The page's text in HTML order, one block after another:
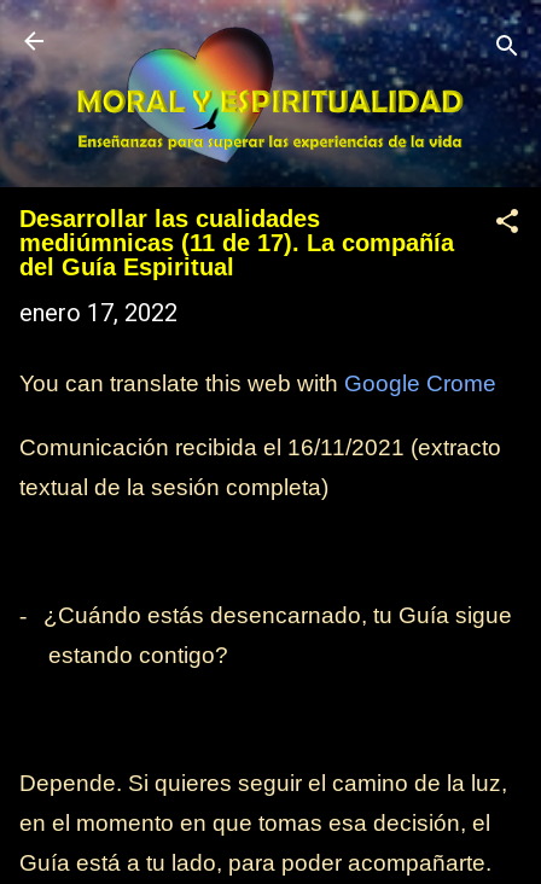
Ir al contenido principal
Desarrollar las cualidades
mediúmnicas (11 de 17). La compañía
del Guía Espiritual
enero 17, 2022
You can translate this web with Google Crome
Comunicación recibida el 16/11/2021 (extracto
textual de la sesión completa)
-
¿Cuándo estás desencarnado, tu Guía sigue
estando contigo?
Depende. Si quieres seguir el camino de la luz,
en el momento en que tomas esa decisión, el
Guía está a tu lado, para poder acompañarte.